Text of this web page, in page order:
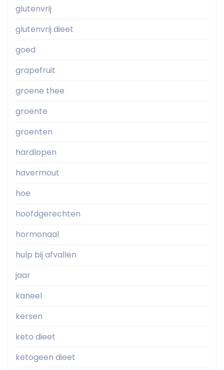
glutenvrij
glutenvrij dieet
goed
grapefruit
groene thee
groente
groenten
hardlopen
havermout
hoe
hoofdgerechten
hormonaal
hulp bij afvallen
jaar
kaneel
kersen
keto dieet
ketogeen dieet